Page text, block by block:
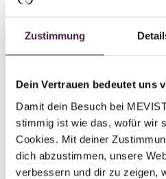
Zustimmung
Dein Vertrauen bedeutet uns
Damit dein Besuch bei
stimmig ist wie das, wofür wir
Cookies. Mit deiner
dich abzustimmen, unsere
verbessern und dir zu zeigen,
Human burial
Kappeneck 7
86609 Donauwörth
Germany
Send mail